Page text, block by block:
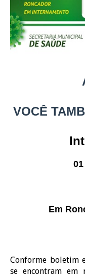
VOCÊ
Em
Conforme boletim
se encontram em